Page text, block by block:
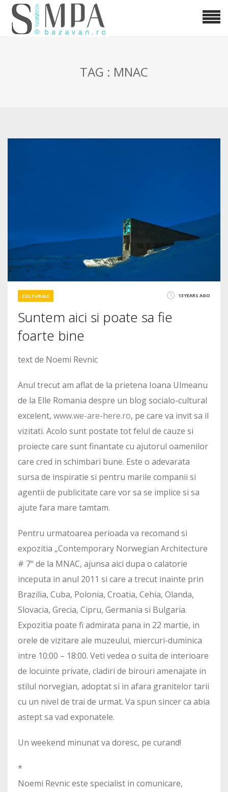
TAG : MNAC
CULTURALE 13 YEARS AGO
Suntem aici si poate sa fie
foarte bine
text de Noemi Revnic
Anul trecut am aflat de la prietena Ioana Ulmeanu
de la Elle Romania despre un blog socialo-cultural
excelent, www.we-are-here.ro, pe care va invit sa il
vizitati. Acolo sunt postate tot felul de cauze si
proiecte care sunt finantate cu ajutorul oamenilor
care cred in schimbari bune. Este o adevarata
sursa de inspiratie si pentru marile companii si
agentii de publicitate care vor sa se implice si sa
ajute fara mare tamtam.
Pentru urmatoarea perioada va recomand si
expozitia „Contemporary Norwegian Architecture
# 7“ de la MNAC, ajunsa aici dupa o calatorie
inceputa in anul 2011 si care a trecut inainte prin
Brazilia, Cuba, Polonia, Croatia, Cehia, Olanda,
Slovacia, Grecia, Cipru, Germania si Bulgaria.
Expozitia poate fi admirata pana in 22 martie, in
orele de vizitare ale muzeului, miercuri-duminica
intre 10:00 – 18:00. Veti vedea o suita de interioare
de locuinte private, cladiri de birouri amenajate in
stilul norvegian, adoptat si in afara granitelor tarii
cu un nivel de trai de urmat. Va spun sincer ca abia
astept sa vad exponatele.
Un weekend minunat va doresc, pe curand!
*
Noemi Revnic este specialist in comunicare,